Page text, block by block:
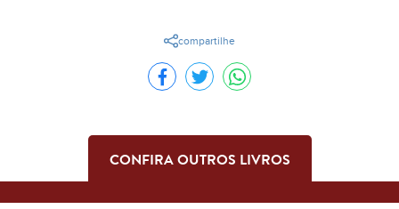
compartilhe
CONFIRA OUTROS LIVROS